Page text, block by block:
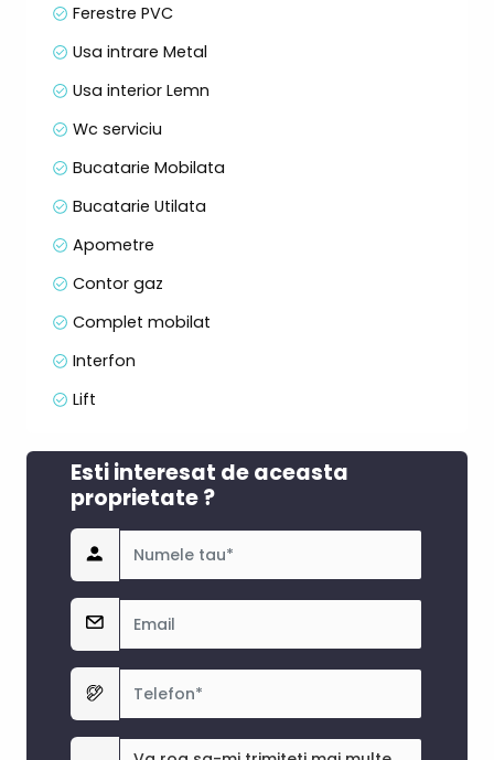
• Apartament ocupabil imediat
• Loc de parcare în garaj subteran disponibil
contra sumei de 7.000 €
📍 Locație:
• supermarketuri
• farmacii
• brutării
• loc de joacă pentru copii (în cadrul complexului)
💡 Apartamentul este ideal atât pentru locuință
personală, cât și pentru investiție, datorită
Ferestre PVC
Usa intrare Metal
Usa interior Lemn
Wc serviciu
Bucatarie Mobilata
Bucatarie Utilata
Apometre
Contor gaz
Complet mobilat
Interfon
Lift
Esti interesat de aceasta
proprietate ?